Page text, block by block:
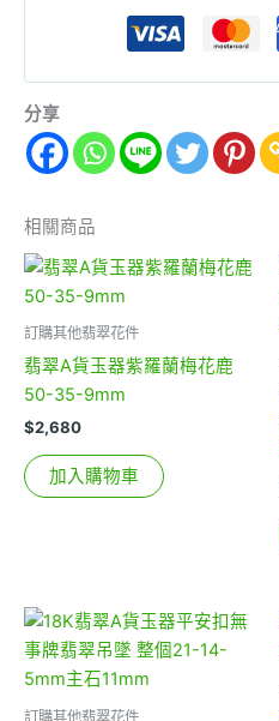
分享
相關商品
訂購其他翡翠花件
翡翠A貨玉器紫羅蘭梅花鹿
50-35-9mm
$2,680
加入購物車
訂購其他翡翠花件